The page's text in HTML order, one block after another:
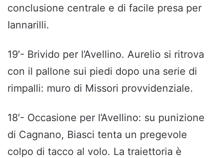
conclusione centrale e di facile presa per
Iannarilli.
19′- Brivido per l’Avellino. Aurelio si ritrova
con il pallone sui piedi dopo una serie di
rimpalli: muro di Missori provvidenziale.
18′- Occasione per l’Avellino: su punizione
di Cagnano, Biasci tenta un pregevole
colpo di tacco al volo. La traiettoria è